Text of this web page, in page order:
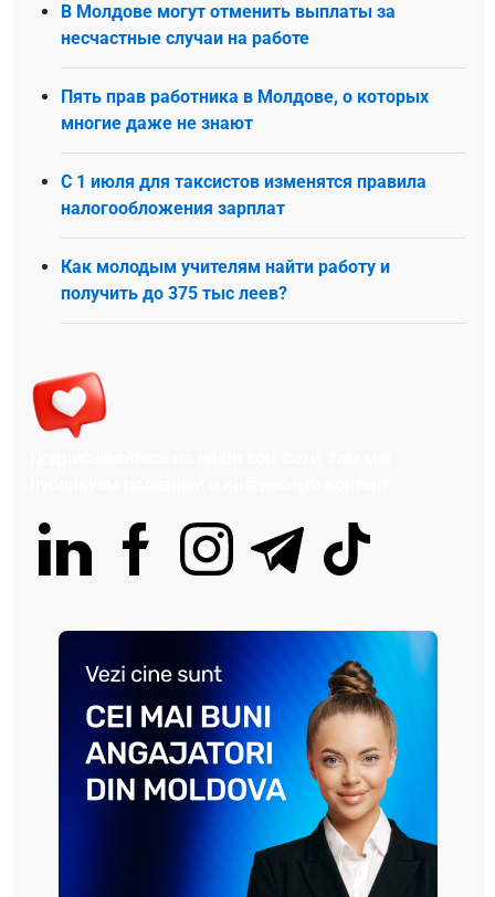
В Молдове могут отменить выплаты за
несчастные случаи на работе
Пять прав работника в Молдове, о которых
многие даже не знают
С 1 июля для таксистов изменятся правила
налогообложения зарплат
Как молодым учителям найти работу и
получить до 375 тыс леев?